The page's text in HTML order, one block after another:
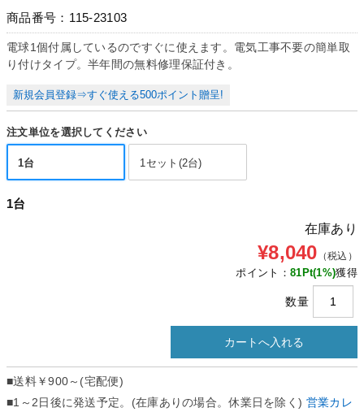
商品番号：115-23103
電球1個付属しているのですぐに使えます。電気工事不要の簡単取
り付けタイプ。半年間の無料修理保証付き。
新規会員登録⇒すぐ使える500ポイント贈呈!
注文単位を選択してください
1台 1セット(2台)
1台
在庫あり
¥8,040 （税込）
ポイント： 81Pt(1%)獲得
数量
■送料￥900～(宅配便)
■1～2日後に発送予定。(在庫ありの場合。休業日を除く) 営業カレ